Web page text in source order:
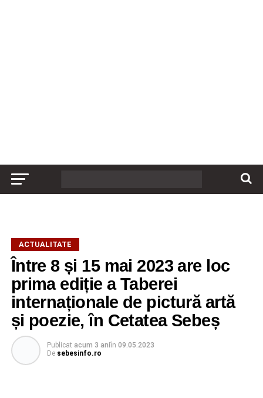
ACTUALITATE
Între 8 și 15 mai 2023 are loc
prima ediție a Taberei
internaționale de pictură artă
și poezie, în Cetatea Sebeș
Publicat acum 3 aniîn 09.05.2023
De sebesinfo.ro